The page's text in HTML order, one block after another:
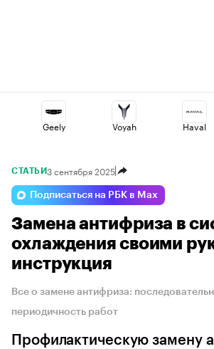
Geely Voyah Haval
Esteo Omoda
Lada Changan Volga
СТАТЬИ3 сентября 2025
Подписаться на РБК в Max
Замена антифриза в
охлаждения своими
инструкция
Все о замене антифриза:
периодичность работ
Профилактическую замену